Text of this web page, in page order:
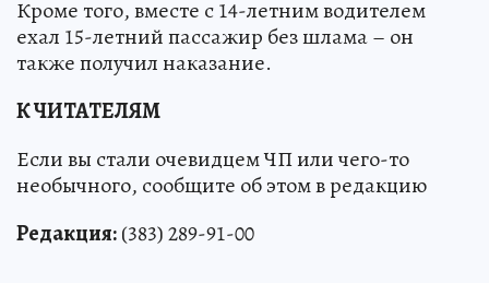
Кроме того, вместе с 14-летним водителем
ехал 15-летний пассажир без шлама – он
также получил наказание.
К ЧИТАТЕЛЯМ
Если вы стали очевидцем ЧП или чего-то
необычного, сообщите об этом в редакцию
Редакция:(383) 289-91-00